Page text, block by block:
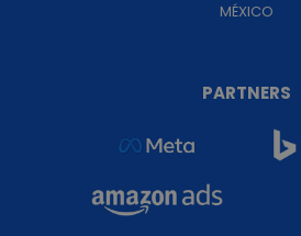
MÉXICO
PARTNERS